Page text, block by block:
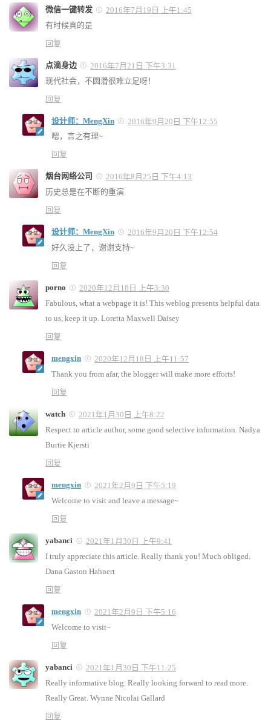
微信一键转发
2016年7月19日 上午1:45
有时候真的是
回复
点滴身边
2016年7月21日 下午3:31
现代社会，不圆滑很难立足呀！
回复
设计师：MengXin
2016年9月20日 下午12:55
嗯，言之有理~
回复
烟台网络公司
2016年8月25日 下午4:13
历史总是在不断的重演
回复
设计师：MengXin
2016年9月20日 下午12:54
好久没上了，谢谢支持~
回复
porno
2020年12月18日 上午3:30
Fabulous, what a webpage it is! This weblog presents helpful data
to us, keep it up. Loretta Maxwell Daisey
回复
mengxin
2020年12月18日 上午11:57
Thank you from afar, the blogger will make more efforts!
回复
watch
2021年1月30日 上午8:22
Respect to article author, some good selective information. Nadya
Burtie Kjersti
回复
mengxin
2021年2月9日 下午5:19
Welcome to visit and leave a message~
回复
yabanci
2021年1月30日 上午9:41
I truly appreciate this article. Really thank you! Much obliged.
Dana Gaston Hahnert
回复
mengxin
2021年2月9日 下午5:16
Welcome to visit~
回复
yabanci
2021年1月30日 下午11:25
Really informative blog. Really looking forward to read more.
Really Great. Wynne Nicolai Gallard
回复